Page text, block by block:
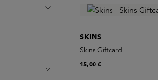
SKINS
Skins Giftcard
15,00 €